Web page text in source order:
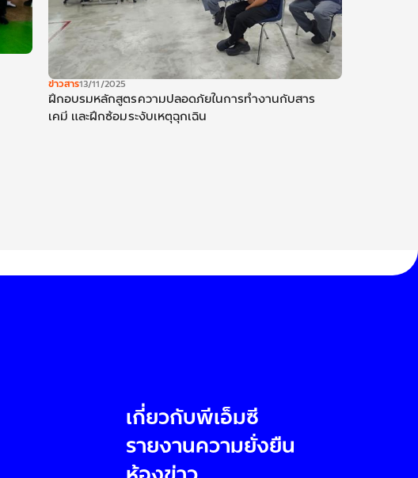
ข่าวสาร13/11/2025
ฝึกอบรมหลักสูตรความปลอดภัยในการทำงานกับสาร
เคมี และฝึกซ้อมระงับเหตุฉุกเฉิน
เกี่ยวกับพีเอ็มซี
รายงานความยั่งยืน